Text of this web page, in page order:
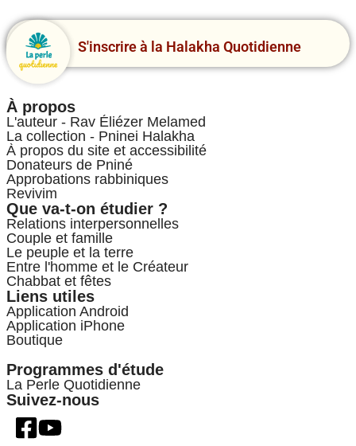
S'inscrire à la Halakha Quotidienne
À propos
L'auteur - Rav Éliézer Melamed
La collection - Pninei Halakha
À propos du site et accessibilité
Donateurs de Pniné
Approbations rabbiniques
Revivim
Que va-t-on étudier ?
Relations interpersonnelles
Couple et famille
Le peuple et la terre
Entre l'homme et le Créateur
Chabbat et fêtes
Liens utiles
Application Android
Application iPhone
Boutique
Programmes d'étude
La Perle Quotidienne
Suivez-nous